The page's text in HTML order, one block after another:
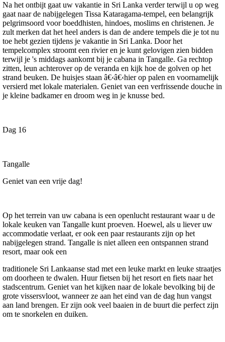
Na het ontbijt gaat uw vakantie in Sri Lanka verder terwijl u op weg
gaat naar de nabijgelegen Tissa Kataragama-tempel, een belangrijk
pelgrimsoord voor boeddhisten, hindoes, moslims en christenen. Je
zult merken dat het heel anders is dan de andere tempels die je tot nu
toe hebt gezien tijdens je vakantie in Sri Lanka. Door het
tempelcomplex stroomt een rivier en je kunt gelovigen zien bidden
terwijl je 's middags aankomt bij je cabana in Tangalle. Ga rechtop
zitten, leun achterover op de veranda en kijk hoe de golven op het
strand beuken. De huisjes staan â€‹â€‹hier op palen en voornamelijk
versierd met lokale materialen. Geniet van een verfrissende douche in
je kleine badkamer en droom weg in je knusse bed.
Dag 16
Tangalle
Geniet van een vrije dag!
Op het terrein van uw cabana is een openlucht restaurant waar u de
lokale keuken van Tangalle kunt proeven. Hoewel, als u liever uw
accommodatie verlaat, er ook een paar restaurants zijn op het
nabijgelegen strand. Tangalle is niet alleen een ontspannen strand
resort, maar ook een
traditionele Sri Lankaanse stad met een leuke markt en leuke straatjes
om doorheen te dwalen. Huur fietsen bij het resort en fiets naar het
stadscentrum. Geniet van het kijken naar de lokale bevolking bij de
grote vissersvloot, wanneer ze aan het eind van de dag hun vangst
aan land brengen. Er zijn ook veel baaien in de buurt die perfect zijn
om te snorkelen en duiken.